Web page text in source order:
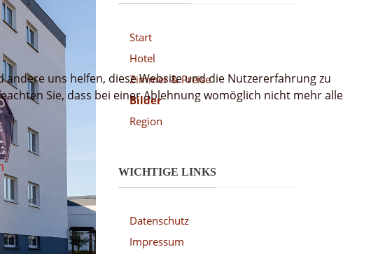
Start
Hotel
Zimmer & Preise
Bilder
Region
WICHTIGE LINKS
Datenschutz
Impressum
uns helfen, diese Website und die Nutzererfahrung zu
Sie, dass bei einer Ablehnung womöglich nicht mehr alle